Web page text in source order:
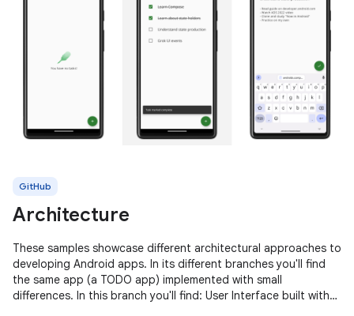
GitHub
Architecture
These samples showcase different architectural approaches to
developing Android apps. In its different branches you'll find
the same app (a TODO app) implemented with small
differences. In this branch you'll find: User Interface built with